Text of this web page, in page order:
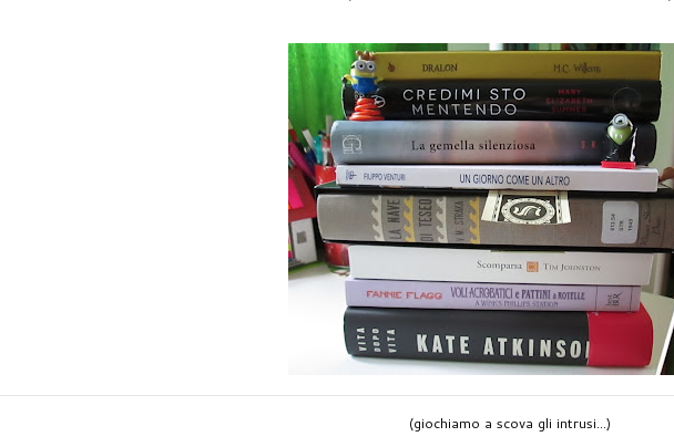
(giochiamo a scova gli intrusi...)